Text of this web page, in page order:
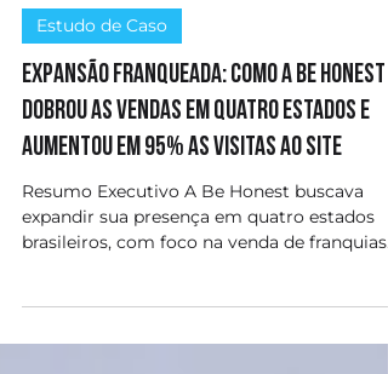
2 min de leitura
Estudo de Caso
dobrou as vendas em quatro estados e
aumentou em 95% as visitas ao site
expandir sua presença em quatro estados
brasileiros, com foco na venda de franquias.